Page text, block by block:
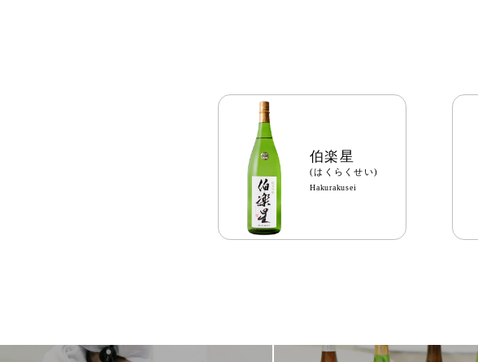
伯楽星
(はくらくせい)
Hakurakusei